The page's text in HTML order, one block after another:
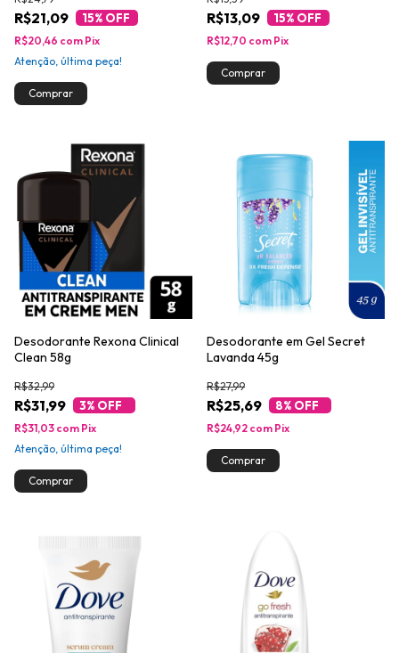
R$21,09 15% OFF
R$20,46 com Pix
Atenção, última peça!
R$13,09 15% OFF
R$12,70 com Pix
Desodorante Rexona Clinical
Clean 58g
R$31,99
R$32,99
3% OFF
R$31,03 com Pix
Atenção, última peça!
Desodorante em Gel Secret
Lavanda 45g
R$25,69
R$27,99
8% OFF
R$24,92 com Pix